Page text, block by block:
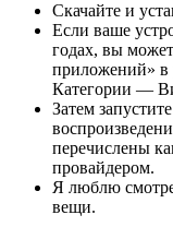
Скачайте и
Если ваше
годах, вы
приложений» в
Категории —
Затем
перечислены
провайдером.
Я люблю
вещи.